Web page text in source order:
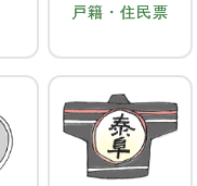
戸籍・住民票